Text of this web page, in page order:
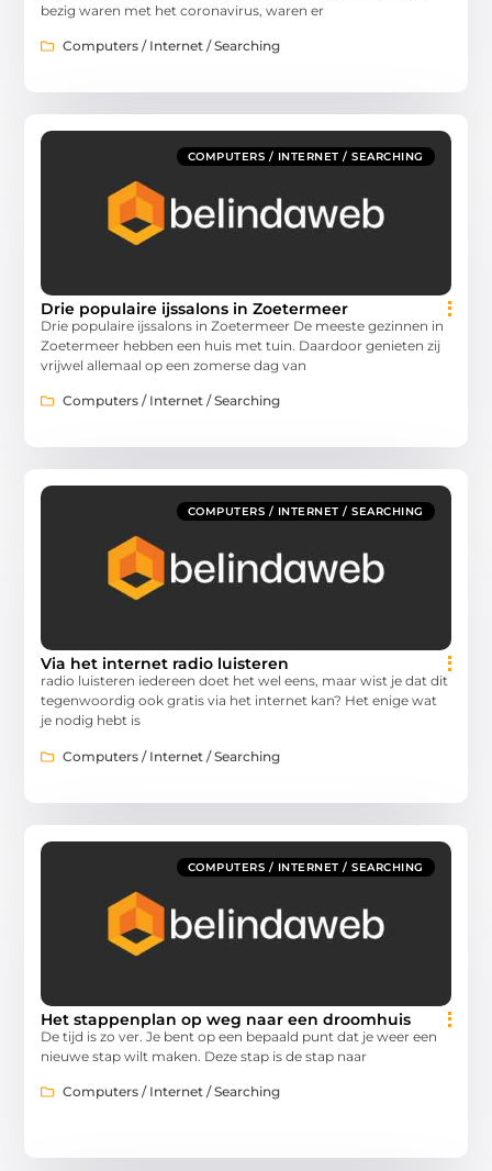
bezig waren met het coronavirus, waren er
Computers / Internet / Searching
COMPUTERS / INTERNET / SEARCHING
Drie populaire ijssalons in Zoetermeer
Drie populaire ijssalons in Zoetermeer De meeste gezinnen in
Zoetermeer hebben een huis met tuin. Daardoor genieten zij
vrijwel allemaal op een zomerse dag van
Computers / Internet / Searching
COMPUTERS / INTERNET / SEARCHING
Via het internet radio luisteren
radio luisteren iedereen doet het wel eens, maar wist je dat dit
tegenwoordig ook gratis via het internet kan? Het enige wat
je nodig hebt is
Computers / Internet / Searching
COMPUTERS / INTERNET / SEARCHING
Het stappenplan op weg naar een droomhuis
De tijd is zo ver. Je bent op een bepaald punt dat je weer een
nieuwe stap wilt maken. Deze stap is de stap naar
Computers / Internet / Searching